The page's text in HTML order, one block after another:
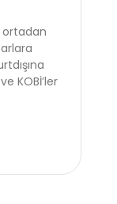
ortadan
KOBİ’ler